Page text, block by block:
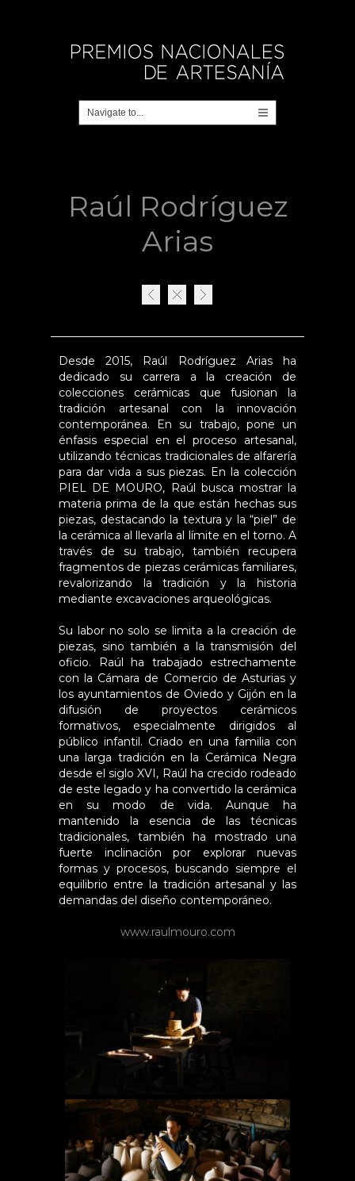
Raúl Rodríguez
Arias
Desde 2015, Raúl Rodríguez Arias ha
dedicado su carrera a la creación de
colecciones cerámicas que fusionan la
tradición artesanal con la innovación
contemporánea. En su trabajo, pone un
énfasis especial en el proceso artesanal,
utilizando técnicas tradicionales de alfarería
para dar vida a sus piezas. En la colección
PIEL DE MOURO, Raúl busca mostrar la
materia prima de la que están hechas sus
piezas, destacando la textura y la “piel” de
la cerámica al llevarla al límite en el torno. A
través de su trabajo, también recupera
fragmentos de piezas cerámicas familiares,
revalorizando la tradición y la historia
mediante excavaciones arqueológicas.
Su labor no solo se limita a la creación de
piezas, sino también a la transmisión del
oficio. Raúl ha trabajado estrechamente
con la Cámara de Comercio de Asturias y
los ayuntamientos de Oviedo y Gijón en la
difusión de proyectos cerámicos
formativos, especialmente dirigidos al
público infantil. Criado en una familia con
una larga tradición en la Cerámica Negra
desde el siglo XVI, Raúl ha crecido rodeado
de este legado y ha convertido la cerámica
en su modo de vida. Aunque ha
mantenido la esencia de las técnicas
tradicionales, también ha mostrado una
fuerte inclinación por explorar nuevas
formas y procesos, buscando siempre el
equilibrio entre la tradición artesanal y las
demandas del diseño contemporáneo.
www.raulmouro.com